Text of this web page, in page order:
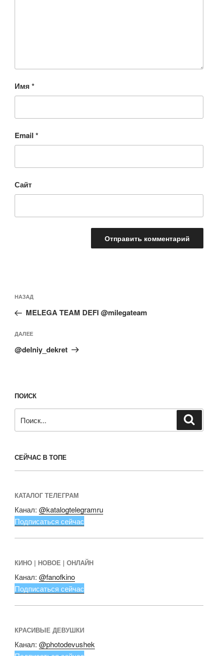
Имя *
Email *
Сайт
по
записям
Предыдущая
запись:
НАЗАД
MELEGA TEAM DEFI @milegateam
Следующая
запись
ДАЛЕЕ
@delniy_dekret
ПОИСК
СЕЙЧАС В ТОПЕ
КАТАЛОГ ТЕЛЕГРАМ
Канал: @katalogtelegramru
Подписаться сейчас
КИНО | НОВОЕ | ОНЛАЙН
Канал: @fanofkino
Подписаться сейчас
КРАСИВЫЕ ДЕВУШКИ
Канал: @photodevushek